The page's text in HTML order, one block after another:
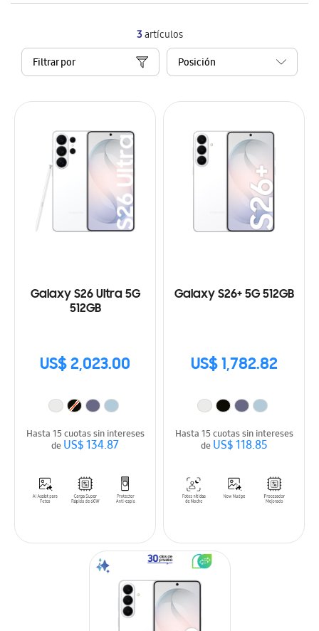
3artículos
Filtrar por
Galaxy S26 Ultra 5G
512GB
US$ 2,023.00
Hasta 15 cuotas sin intereses
deUS$ 134.87
Galaxy S26+ 5G 512GB
US$ 1,782.82
Hasta 15 cuotas sin intereses
deUS$ 118.85